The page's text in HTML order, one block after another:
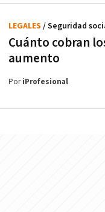
Cuánto cobran
aumento
LEGALES / Seguridad
PoriProfesional